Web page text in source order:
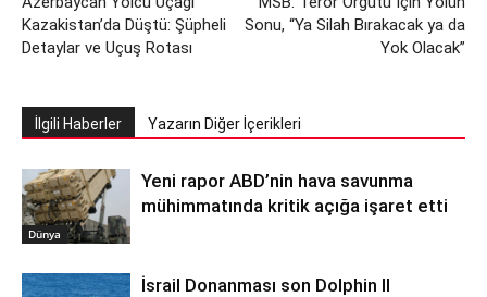
Kazakistan’da Düştü: Şüpheli
Detaylar ve Uçuş Rotası
Sonu, “Ya Silah Bırakacak ya da
Yok Olacak”
İlgili Haberler Yazarın Diğer İçerikleri
Dünya
Yeni rapor ABD’nin hava savunma
mühimmatında kritik açığa işaret etti
İsrail Donanması son Dolphin II